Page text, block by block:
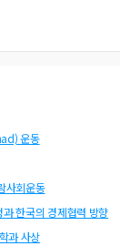
운동
사회운동
한국의 경제협력 방향
과 사상